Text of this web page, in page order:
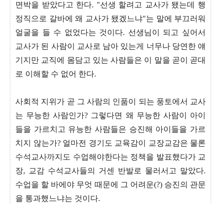
면박을 받았다고 한다. "선생 할려고 교사가 됐는데 행
정직으로 갈바에 왜 교사가 됐겠느냐"는 말에 부끄러워
얼굴을 들 수 없었다는 것이다. 선생님이 되고 싶어서
교사가 된 사람이 교사로 남아 있는게 너무나 당연한 얘
기지만 교직에 몸담고 있는 사람들은 이 말을 곧이 곧대
로 이해할 수 없어 한다.
사회적 지위가 곧 그 사람의 인품이 되는 풍토에서 교사
는 무능한 사람인가? 그렇다면 왜 무능한 사람이 아이
들을 가르치고 유능한 사람들은 승진해 아이들을 가르
치지 않는가? 얼마전 경기도 교육감이 교장교감은 물론
수석교사까지도 수업해야한다는 정책을 발표했다가 교
장, 교감 수석교사들의 거센 반발로 물러서고 말았다.
수업을 할 바에야 무엇 때문에 그 어려운(?) 승진의 관문
을 통과했느냐는 것이다.